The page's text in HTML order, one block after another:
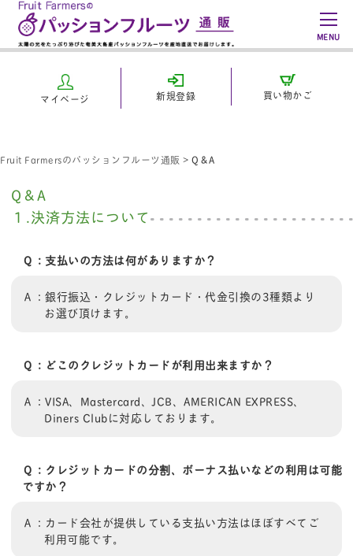
MENU
マイページ 新規登録 買い物かご
Fruit Farmersのパッションフルーツ通販 > Q＆A
Q＆A
１.決済方法について
Ｑ：支払いの方法は何がありますか？
Ａ：銀行振込・クレジットカード・代金引換の3種類より
お選び頂けます。
Ｑ：どこのクレジットカードが利用出来ますか？
Ａ：VISA、Mastercard、JCB、AMERICAN EXPRESS、
Diners Clubに対応しております。
Ｑ：クレジットカードの分割、ボーナス払いなどの利用は可能
ですか？
Ａ：カード会社が提供している支払い方法はほぼすべてご
利用可能です。